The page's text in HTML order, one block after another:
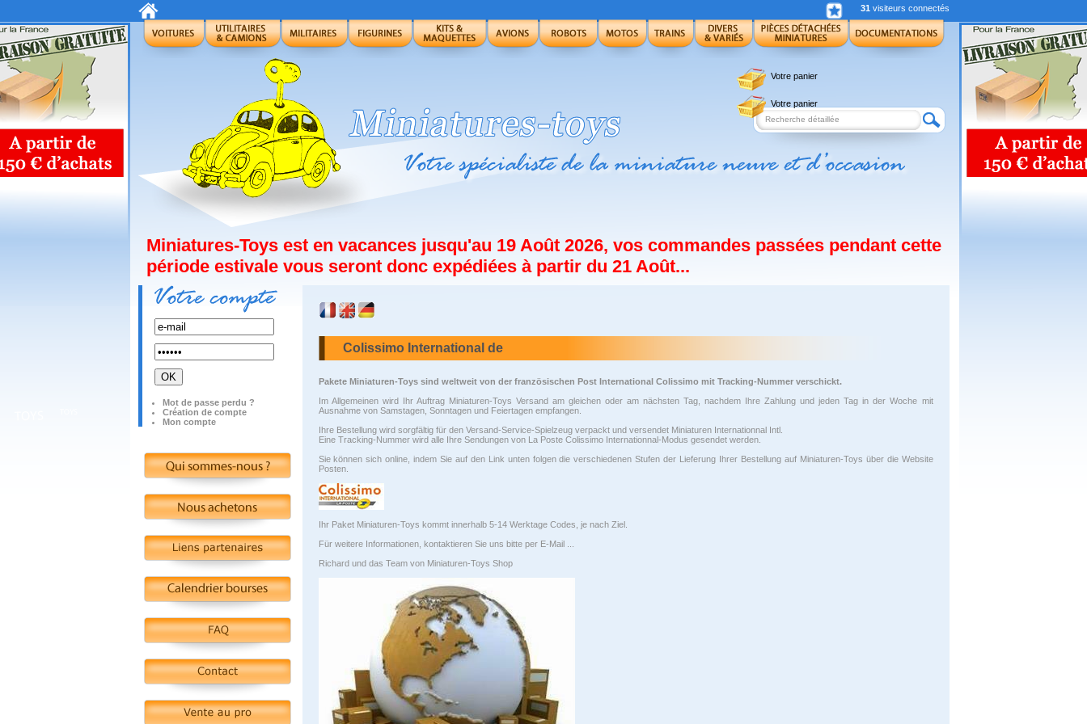
31 visiteurs connectés
Votre panier
Votre panier
Miniatures-Toys est en vacances jusqu'au 19 Août 2026, vos commandes passées pendant cette
période estivale vous seront donc expédiées à partir du 21 Août...
OK
Mot de passe perdu ?
Création de compte
Mon compte
Colissimo International de
Pakete Miniaturen-Toys sind weltweit von der französischen Post International Colissimo mit Tracking-Nummer verschickt.
Im Allgemeinen wird Ihr Auftrag Miniaturen-Toys Versand am gleichen oder am nächsten Tag, nachdem Ihre Zahlung und jeden Tag in der Woche mit
Ausnahme von Samstagen, Sonntagen und Feiertagen empfangen.
Ihre Bestellung wird sorgfältig für den Versand-Service-Spielzeug verpackt und versendet Miniaturen Internationnal Intl.
Eine Tracking-Nummer wird alle Ihre Sendungen von La Poste Colissimo Internationnal-Modus gesendet werden.
Sie können sich online, indem Sie auf den Link unten folgen die verschiedenen Stufen der Lieferung Ihrer Bestellung auf Miniaturen-Toys über die Website
Posten.
Ihr Paket Miniaturen-Toys kommt innerhalb 5-14 Werktage Codes, je nach Ziel.
Für weitere Informationen, kontaktieren Sie uns bitte per E-Mail ...
Richard und das Team von Miniaturen-Toys Shop